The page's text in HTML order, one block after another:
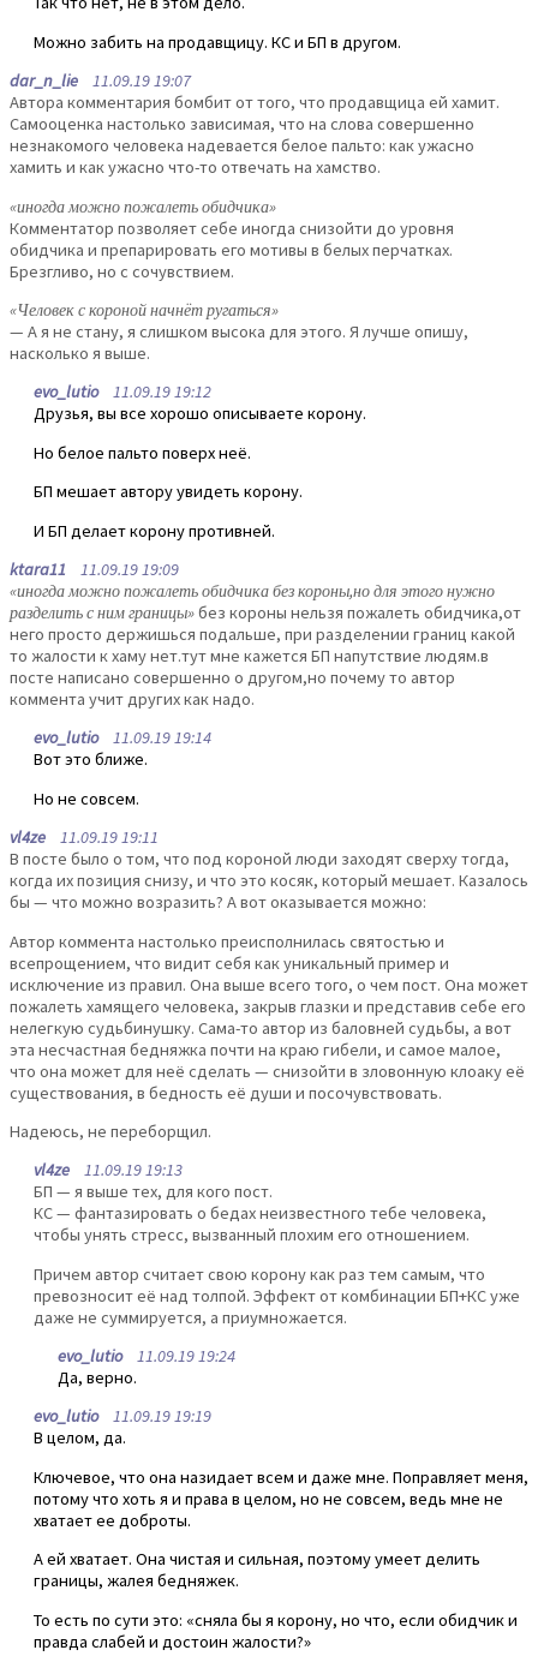
Можно забить на продавщицу. КС и БП в другом.
dar_n_lie 11.09.19 19:07
Автора комментария бомбит от того, что продавщица ей хамит.
Самооценка настолько зависимая, что на слова совершенно
незнакомого человека надевается белое пальто: как ужасно
хамить и как ужасно что-то отвечать на хамство.
«иногда можно пожалеть обидчика»
Комментатор позволяет себе иногда снизойти до уровня
обидчика и препарировать его мотивы в белых перчатках.
Брезгливо, но с сочувствием.
«Человек с короной начнёт ругаться»
— А я не стану, я слишком высока для этого. Я лучше опишу,
насколько я выше.
evo_lutio11.09.19 19:12
Друзья, вы все хорошо описываете корону.
Но белое пальто поверх неё.
БП мешает автору увидеть корону.
И БП делает корону противней.
ktara11 11.09.19 19:09
«иногда можно пожалеть обидчика без короны,но для этого нужно
разделить с ним границы»без короны нельзя пожалеть обидчика,от
него просто держишься подальше, при разделении границ какой
то жалости к хаму нет.тут мне кажется БП напутствие людям.в
посте написано совершенно о другом,но почему то автор
коммента учит других как надо.
evo_lutio11.09.19 19:14
Вот это ближе.
Но не совсем.
vl4ze 11.09.19 19:11
В посте было о том, что под короной люди заходят сверху тогда,
когда их позиция снизу, и что это косяк, который мешает. Казалось
бы — что можно возразить? А вот оказывается можно:
Автор коммента настолько преисполнилась святостью и
всепрощением, что видит себя как уникальный пример и
исключение из правил. Она выше всего того, о чем пост. Она может
пожалеть хамящего человека, закрыв глазки и представив себе его
нелегкую судьбинушку. Сама-то автор из баловней судьбы, а вот
эта несчастная бедняжка почти на краю гибели, и самое малое,
что она может для неё сделать — снизойти в зловонную клоаку её
существования, в бедность её души и посочувствовать.
Надеюсь, не переборщил.
vl4ze 11.09.19 19:13
БП — я выше тех, для кого пост.
КС — фантазировать о бедах неизвестного тебе человека,
чтобы унять стресс, вызванный плохим его отношением.
Причем автор считает свою корону как раз тем самым, что
превозносит её над толпой. Эффект от комбинации БП+КС уже
даже не суммируется, а приумножается.
evo_lutio11.09.19 19:24
Да, верно.
evo_lutio11.09.19 19:19
В целом, да.
Ключевое, что она назидает всем и даже мне. Поправляет меня,
потому что хоть я и права в целом, но не совсем, ведь мне не
хватает ее доброты.
А ей хватает. Она чистая и сильная, поэтому умеет делить
границы, жалея бедняжек.
То есть по сути это: «сняла бы я корону, но что, если обидчик и
правда слабей и достоин жалости?»